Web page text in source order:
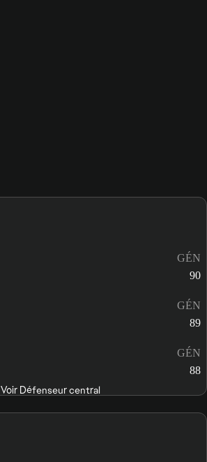
GÉN
90
GÉN
89
GÉN
88
Voir Défenseur central